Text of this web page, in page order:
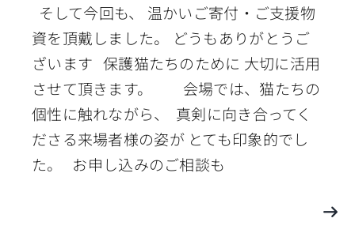
そして今回も、 温かいご寄付・ご支援物
資を頂戴しました。 どうもありがとうご
ざいます 保護猫たちのために 大切に活用
させて頂きます。 会場では、猫たちの
個性に触れながら、 真剣に向き合ってく
ださる来場者様の姿が とても印象的でし
た。 お申し込みのご相談も